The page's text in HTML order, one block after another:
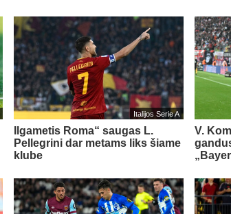
Italijos Serie A
Ilgametis Roma“ saugas L.
Pellegrini dar metams liks šiame
klube
V.